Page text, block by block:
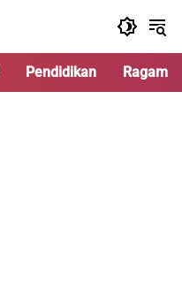
Pendidikan Ragam